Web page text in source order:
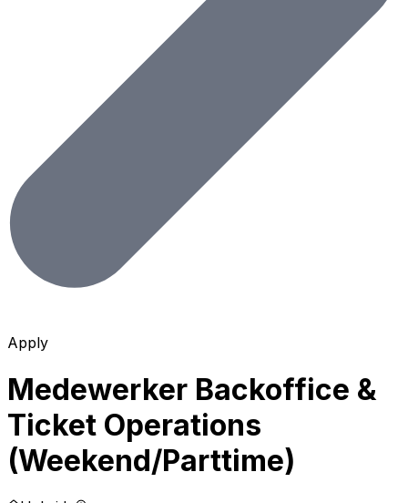
Apply
Medewerker Backoffice &
Ticket Operations
(Weekend/Parttime)